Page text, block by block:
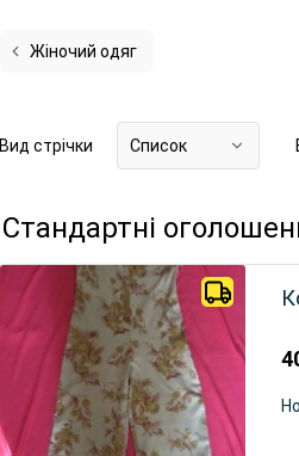
Жіночий одяг
Вид стрічки Список
Стандартні